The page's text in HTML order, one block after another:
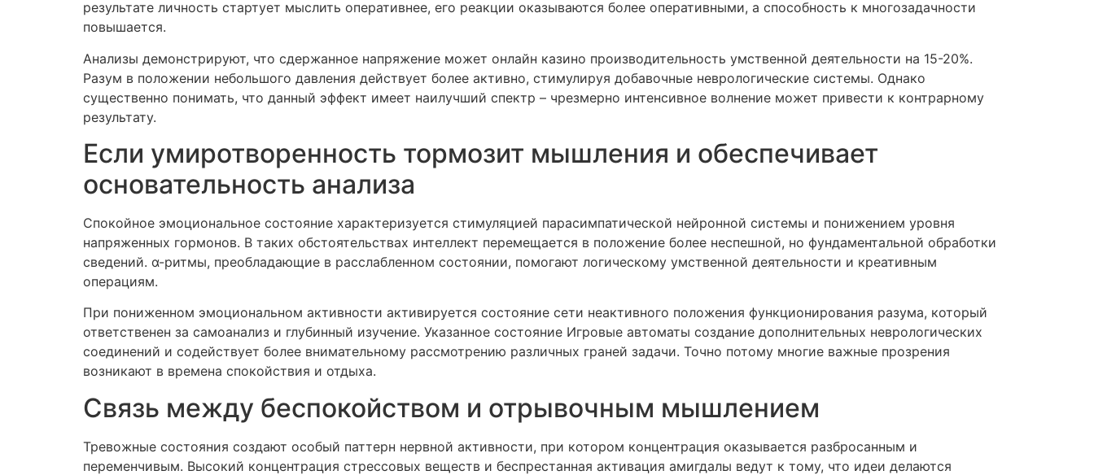
результате личность стартует мыслить оперативнее, его реакции оказываются более оперативными, а способность к многозадачности
повышается.
Анализы демонстрируют, что сдержанное напряжение может онлайн казино производительность умственной деятельности на 15-20%.
Разум в положении небольшого давления действует более активно, стимулируя добавочные неврологические системы. Однако
существенно понимать, что данный эффект имеет наилучший спектр – чрезмерно интенсивное волнение может привести к контрарному
результату.
Если умиротворенность тормозит мышления и обеспечивает
основательность анализа
Спокойное эмоциональное состояние характеризуется стимуляцией парасимпатической нейронной системы и понижением уровня
напряженных гормонов. В таких обстоятельствах интеллект перемещается в положение более неспешной, но фундаментальной обработки
сведений. α-ритмы, преобладающие в расслабленном состоянии, помогают логическому умственной деятельности и креативным
операциям.
При пониженном эмоциональном активности активируется состояние сети неактивного положения функционирования разума, который
ответственен за самоанализ и глубинный изучение. Указанное состояние Игровые автоматы создание дополнительных неврологических
соединений и содействует более внимательному рассмотрению различных граней задачи. Точно потому многие важные прозрения
возникают в времена спокойствия и отдыха.
Связь между беспокойством и отрывочным мышлением
Тревожные состояния создают особый паттерн нервной активности, при котором концентрация оказывается разбросанным и
переменчивым. Высокий концентрация стрессовых веществ и беспрестанная активация амигдалы ведут к тому, что идеи делаются